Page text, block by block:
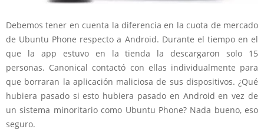
Debemos tener en cuenta la diferencia en la cuota de mercado
de Ubuntu Phone respecto a Android. Durante el tiempo en el
que la app estuvo en la tienda la descargaron solo 15
personas. Canonical contactó con ellas individualmente para
que borraran la aplicación maliciosa de sus dispositivos. ¿Qué
hubiera pasado si esto hubiera pasado en Android en vez de
un sistema minoritario como Ubuntu Phone? Nada bueno, eso
seguro.